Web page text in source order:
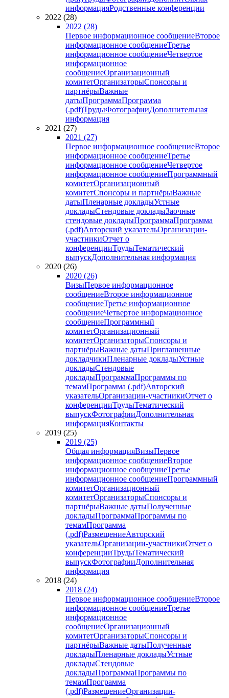
информацияРодственные конференции
2022 (28)
2022 (28)
Первое информационное сообщениеВторое
информационное сообщениеТретье
информационное сообщениеЧетвертое
информационное
сообщениеОрганизационный
комитетОрганизаторыСпонсоры и
партнёрыВажные
датыПрограммаПрограмма
(.pdf)ТрудыФотографииДополнительная
информация
2021 (27)
2021 (27)
Первое информационное сообщениеВторое
информационное сообщениеТретье
информационное сообщениеЧетвертое
информационное сообщениеПрограммный
комитетОрганизационный
комитетСпонсоры и партнёрыВажные
датыПленарные докладыУстные
докладыСтендовые докладыЗаочные
стендовые докладыПрограммаПрограмма
(.pdf)Авторский указательОрганизации-
участникиОтчет о
конференцииТрудыТематический
выпускДополнительная информация
2020 (26)
2020 (26)
ВизыПервое информационное
сообщениеВторое информационное
сообщениеТретье информационное
сообщениеЧетвертое информационное
сообщениеПрограммный
комитетОрганизационный
комитетОрганизаторыСпонсоры и
партнёрыВажные датыПриглашенные
докладчикиПленарные докладыУстные
докладыСтендовые
докладыПрограммаПрограммы по
темамПрограмма (.pdf)Авторский
указательОрганизации-участникиОтчет о
конференцииТрудыТематический
выпускФотографииДополнительная
информацияКонтакты
2019 (25)
2019 (25)
Общая информацияВизыПервое
информационное сообщениеВторое
информационное сообщениеТретье
информационное сообщениеПрограммный
комитетОрганизационный
комитетОрганизаторыСпонсоры и
партнёрыВажные датыПолученные
докладыПрограммаПрограммы по
темамПрограмма
(.pdf)РазмещениеАвторский
указательОрганизации-участникиОтчет о
конференцииТрудыТематический
выпускФотографииДополнительная
информация
2018 (24)
2018 (24)
Первое информационное сообщениеВторое
информационное сообщениеТретье
информационное
сообщениеОрганизационный
комитетОрганизаторыСпонсоры и
партнёрыВажные датыПолученные
докладыПленарные докладыУстные
докладыСтендовые
докладыПрограммаПрограммы по
темамПрограмма
(.pdf)РазмещениеОрганизации-